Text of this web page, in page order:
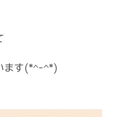
ます(*^-^*)️